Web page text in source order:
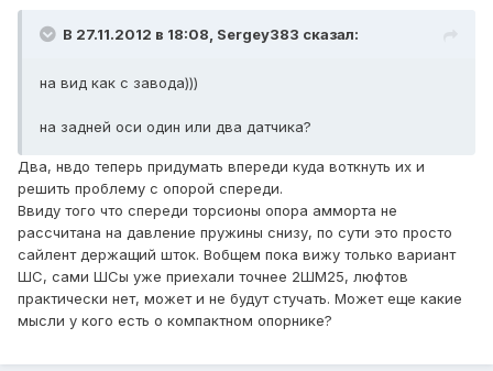
В 27.11.2012 в 18:08, Sergey383 сказал:
на вид как с завода)))
на задней оси один или два датчика?
Два, нвдо теперь придумать впереди куда воткнуть их и
решить проблему с опорой спереди.
Ввиду того что спереди торсионы опора амморта не
рассчитана на давление пружины снизу, по сути это просто
сайлент держащий шток. Вобщем пока вижу только вариант
ШС, сами ШСы уже приехали точнее 2ШМ25, люфтов
практически нет, может и не будут стучать. Может еще какие
мысли у кого есть о компактном опорнике?